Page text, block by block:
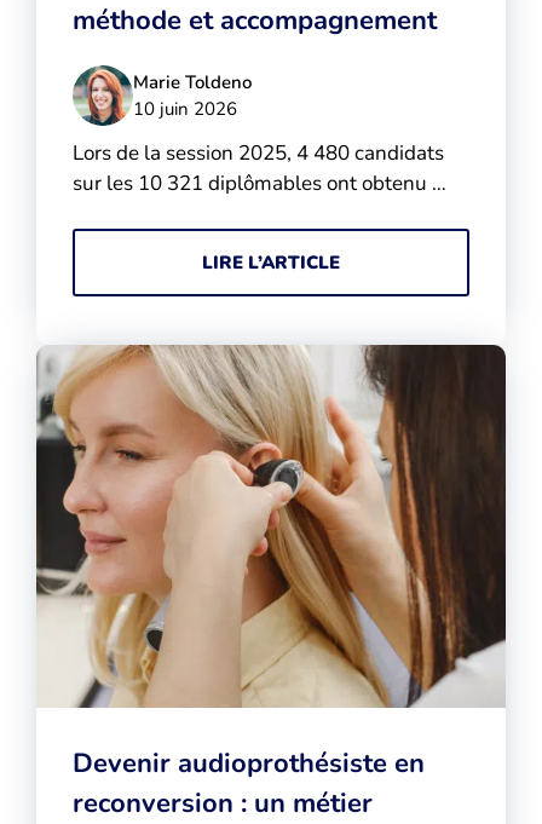
méthode et accompagnement
Marie Toldeno
10 juin 2026
Lors de la session 2025, 4 480 candidats
sur les 10 321 diplômables ont obtenu …
LIRE L’ARTICLE
Devenir audioprothésiste en
reconversion : un métier